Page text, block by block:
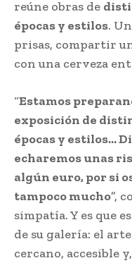
reúne obras de
épocas y estilos.
prisas, compartir
con una cerveza
“Estamos
exposición de
épocas y estilos…
echaremos unas
algún euro, por si
tampoco mucho”,
simpatía. Y es que
de su galería: el
cercano, accesible